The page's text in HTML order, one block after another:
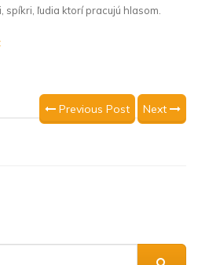
ľudia ktorí pracujú hlasom.
Previous Post Next